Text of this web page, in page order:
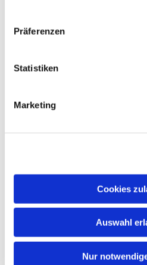
Präferenzen
Statistiken
Marketing
Cookies
Auswahl
Nur